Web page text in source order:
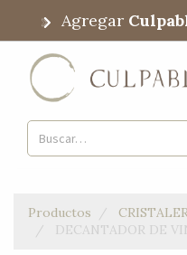
Agregar
Productos
DECANTADOR DE